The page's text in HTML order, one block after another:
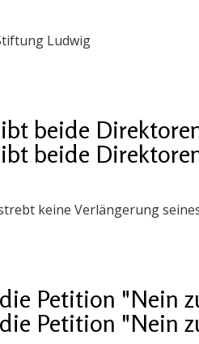
Ludwig
beide
beide
keine Verlängerung
Petition "Nein
Petition "Nein